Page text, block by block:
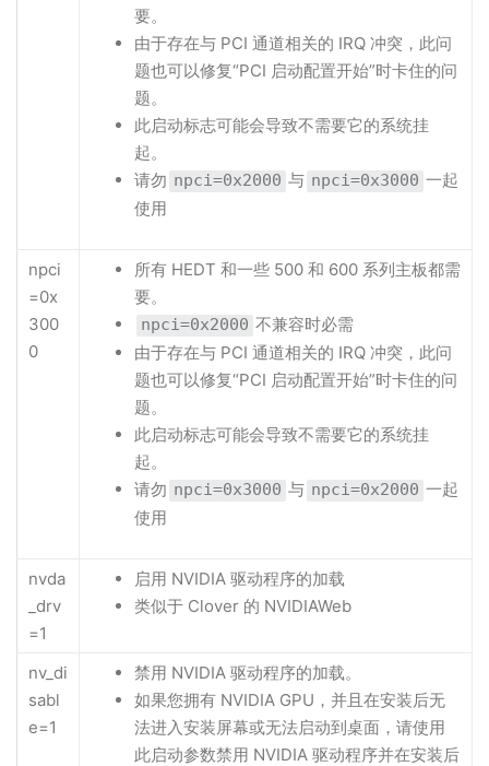
要。
由于存在与 PCI 通道相关的 IRQ 冲突，此问
题也可以修复“PCI 启动配置开始”时卡住的问
题。
此启动标志可能会导致不需要它的系统挂
起。
请勿 npci=0x2000 与 npci=0x3000 一起
使用
npci
=0x
300
0
所有 HEDT 和一些 500 和 600 系列主板都需
要。
npci=0x2000 不兼容时必需
由于存在与 PCI 通道相关的 IRQ 冲突，此问
题也可以修复“PCI 启动配置开始”时卡住的问
题。
此启动标志可能会导致不需要它的系统挂
起。
请勿 npci=0x3000 与 npci=0x2000 一起
使用
nvda
_drv
=1
启用 NVIDIA 驱动程序的加载
类似于 Clover 的 NVIDIAWeb
nv_di
sabl
e=1
禁用 NVIDIA 驱动程序的加载。
如果您拥有 NVIDIA GPU，并且在安装后无
法进入安装屏幕或无法启动到桌面，请使用
此启动参数禁用 NVIDIA 驱动程序并在安装后